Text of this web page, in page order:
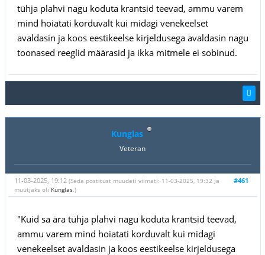
tühja plahvi nagu koduta krantsid teevad, ammu varem
mind hoiatati korduvalt kui midagi venekeelset
avaldasin ja koos eestikeelse kirjeldusega avaldasin nagu
toonased reeglid määrasid ja ikka mitmele ei sobinud.
Kunglas
Veteran
#461
11-03-2025, 19:12 (Seda postitust muudeti viimati: 11-03-2025, 19:32 ja
muutjaks oli Kunglas.)
"Kuid sa ära tühja plahvi nagu koduta krantsid teevad,
ammu varem mind hoiatati korduvalt kui midagi
venekeelset avaldasin ja koos eestikeelse kirjeldusega